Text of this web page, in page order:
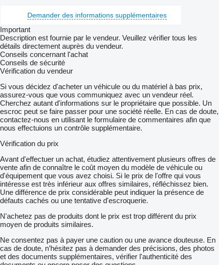
Demander des informations supplémentaires
Important
Description est fournie par le vendeur. Veuillez vérifier tous les
détails directement auprès du vendeur.
Conseils concernant l'achat
Conseils de sécurité
Vérification du vendeur
Si vous décidez d'acheter un véhicule ou du matériel à bas prix,
assurez-vous que vous communiquez avec un vendeur réel.
Cherchez autant d'informations sur le propriétaire que possible. Un
escroc peut se faire passer pour une société réelle. En cas de doute,
contactez-nous en utilisant le formulaire de commentaires afin que
nous effectuions un contrôle supplémentaire.
Vérification du prix
Avant d'effectuer un achat, étudiez attentivement plusieurs offres de
vente afin de connaître le coût moyen du modèle de véhicule ou
d'équipement que vous avez choisi. Si le prix de l'offre qui vous
intéresse est très inférieur aux offres similaires, réfléchissez bien.
Une différence de prix considérable peut indiquer la présence de
défauts cachés ou une tentative d'escroquerie.
N'achetez pas de produits dont le prix est trop différent du prix
moyen de produits similaires.
Ne consentez pas à payer une caution ou une avance douteuse. En
cas de doute, n’hésitez pas à demander des précisions, des photos
et des documents supplémentaires, vérifier l'authenticité des